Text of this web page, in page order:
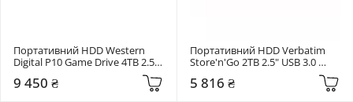
Портативний HDD Western
Digital P10 Game Drive 4TB 2.5"
(WDBA3A0040BBK-WESN)
9 450 ₴
Портативний HDD Verbatim
Store'n'Go 2TB 2.5" USB 3.0
5 816 ₴